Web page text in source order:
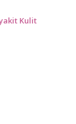
Kulit